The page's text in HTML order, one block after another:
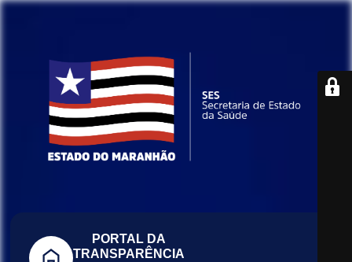
PORTAL DA
TRANSPARÊNCIA